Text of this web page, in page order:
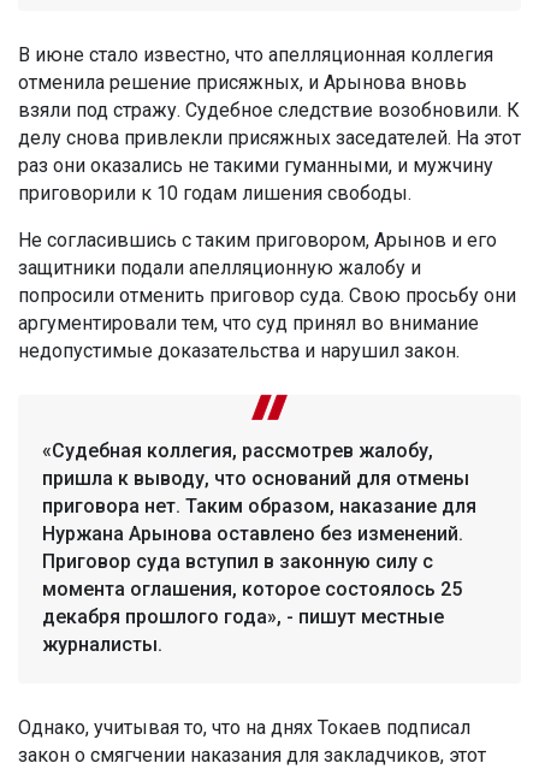
В июне стало известно, что апелляционная коллегия
отменила решение присяжных, и Арынова вновь
взяли под стражу. Судебное следствие возобновили. К
делу снова привлекли присяжных заседателей. На этот
раз они оказались не такими гуманными, и мужчину
приговорили к 10 годам лишения свободы.
Не согласившись с таким приговором, Арынов и его
защитники подали апелляционную жалобу и
попросили отменить приговор суда. Свою просьбу они
аргументировали тем, что суд принял во внимание
недопустимые доказательства и нарушил закон.
«Судебная коллегия, рассмотрев жалобу,
пришла к выводу, что оснований для отмены
приговора нет. Таким образом, наказание для
Нуржана Арынова оставлено без изменений.
Приговор суда вступил в законную силу с
момента оглашения, которое состоялось 25
декабря прошлого года», - пишут местные
журналисты.
Однако, учитывая то, что на днях Токаев подписал
закон о смягчении наказания для закладчиков, этот